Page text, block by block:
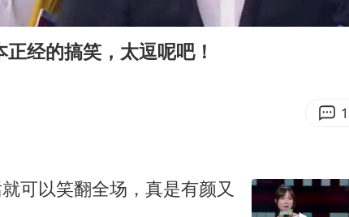
建设得更加坚强有力
与情人一审获刑1年
经的搞笑，太逗呢吧！
1
可以笑翻全场，真是有颜又